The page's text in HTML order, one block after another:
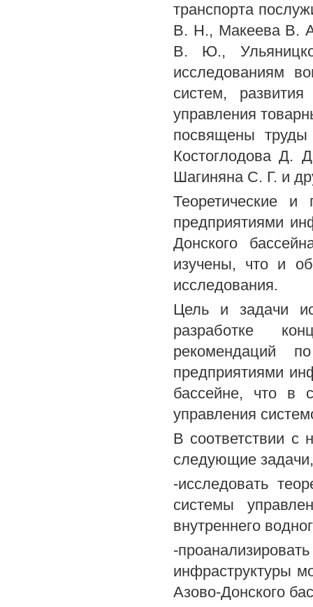
транспорта
В. Н., Макеева В.
В. Ю.,
исследованиям
систем,
управления
посвящены
Костоглодова
Шагиняна С. Г. и
Теоретические и
предприятиями
Донского
изучены, что и
исследования.
Цель и задачи
разработке
рекомендаций
предприятиями
бассейне, что в
управления
В соответствии с
следующие
-исследовать
системы
внутреннего
-
инфраструктуры
Азово-Донского